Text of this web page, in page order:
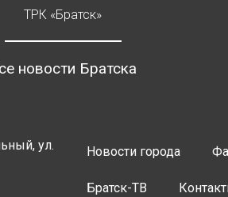
ТРК «Братск»
новости Братска
ул.
Новости города
Братск-ТВ